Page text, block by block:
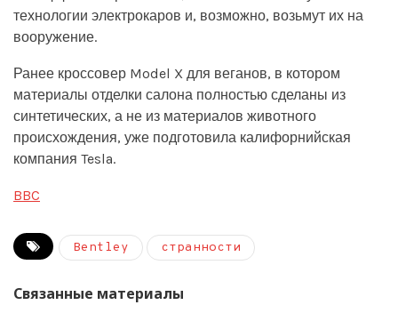
технологии электрокаров и, возможно, возьмут их на
вооружение.
Ранее кроссовер Model X для веганов, в котором
материалы отделки салона полностью сделаны из
синтетических, а не из материалов животного
происхождения, уже подготовила калифорнийская
компания Tesla.
BBC
Bentley странности
Связанные материалы